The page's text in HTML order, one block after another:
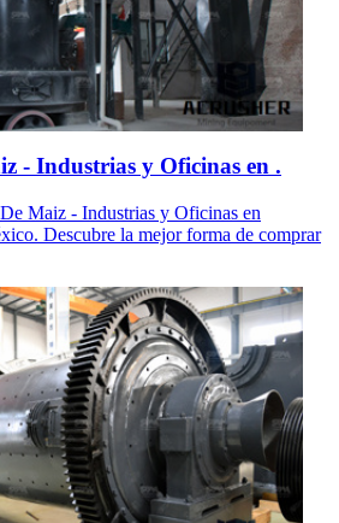
- Industrias y Oficinas en .
Maiz - Industrias y Oficinas en
Descubre la mejor forma de comprar